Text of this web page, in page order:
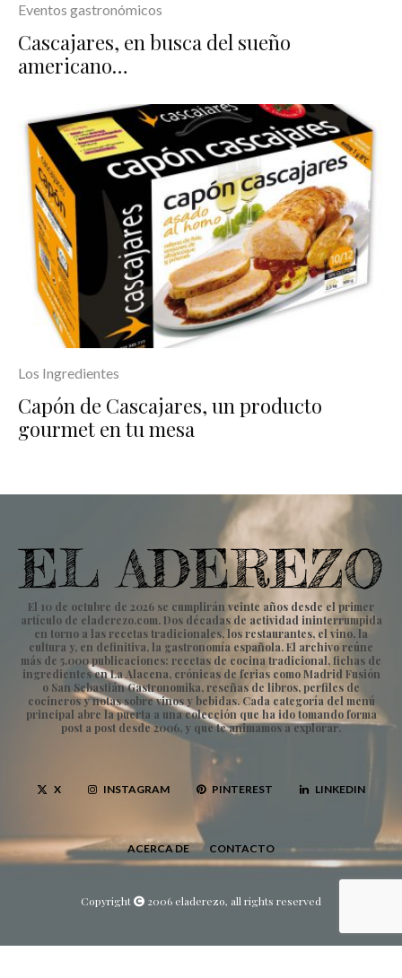
Eventos gastronómicos
Cascajares, en busca del sueño
americano…
Los Ingredientes
Capón de Cascajares, un producto
gourmet en tu mesa
El 10 de octubre de 2026 se cumplirán veinte años desde el primer
artículo de eladerezo.com. Dos décadas de actividad ininterrumpida
en torno a las recetas tradicionales, los restaurantes, el vino, la
cultura y, en definitiva, la gastronomía española. El archivo reúne
más de 5.000 publicaciones: recetas de cocina tradicional, fichas de
ingredientes en La Alacena, crónicas de ferias como Madrid Fusión
o San Sebastián Gastronomika, reseñas de libros, perfiles de
cocineros y notas sobre vinos y bebidas. Cada categoría del menú
principal abre la puerta a una colección que ha ido tomando forma
post a post desde 2006, y que te animamos a explorar.
X INSTAGRAM PINTEREST LINKEDIN
ACERCA DE CONTACTO
Copyright 2006 eladerezo, all rights reserved